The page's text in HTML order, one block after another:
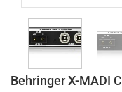
Behringer X-MADI